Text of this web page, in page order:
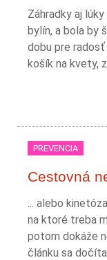
Záhradky aj
bylín, a bola by
dobu pre
košík na kvety,
PREVENCIA
Cestovná
... alebo
na ktoré treba
potom dokáže
článku sa